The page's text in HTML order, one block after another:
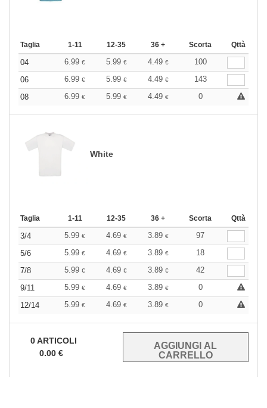
Taglia 1-11 12-35 36 + Scorta Qttà
04 6.99 € 5.99 € 4.49 €
100
06
6.99 € 5.99 € 4.49 €
143
08
6.99 € 5.99 € 4.49 € 0
White
Taglia 1-11 12-35 36 + Scorta Qttà
3/4 5.99 € 4.69 € 3.89 €
97
5/6
5.99 € 4.69 € 3.89 €
18
7/8
5.99 € 4.69 € 3.89 €
42
9/11
5.99 € 4.69 € 3.89 €
0
12/14
5.99 € 4.69 € 3.89 € 0
0ARTICOLI
0.00 €